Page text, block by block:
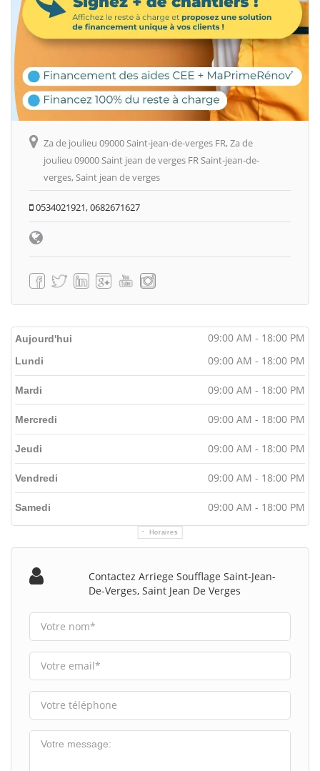
Za de joulieu 09000 Saint-jean-de-verges FR, Za de
joulieu 09000 Saint jean de verges FR Saint-jean-de-
verges, Saint jean de verges
0534021921, 0682671627
Aujourd'hui 09:00 AM - 18:00 PM
Horaires
Lundi 09:00 AM - 18:00 PM
Mardi 09:00 AM - 18:00 PM
Mercredi 09:00 AM - 18:00 PM
Jeudi 09:00 AM - 18:00 PM
Vendredi 09:00 AM - 18:00 PM
Samedi 09:00 AM - 18:00 PM
Contactez Arriege Soufflage Saint-Jean-
De-Verges, Saint Jean De Verges